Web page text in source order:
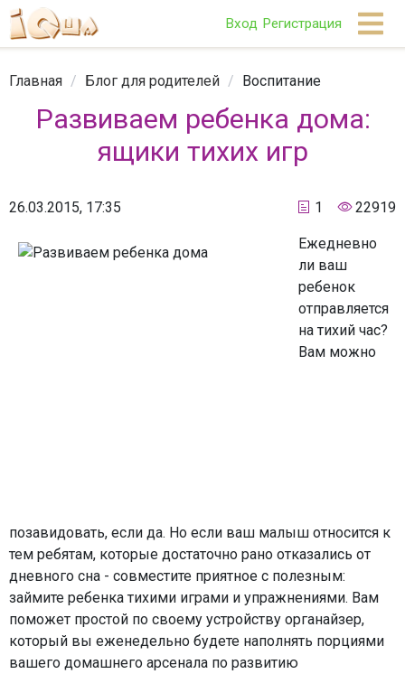
Вход Регистрация
Главная / Блог для родителей / Воспитание
Развиваем ребенка дома:
ящики тихих игр
26.03.2015, 17:35 1 22919
Ежедневно
ли ваш
ребенок
отправляется
на тихий час?
Вам можно
позавидовать, если да. Но если ваш малыш относится к
тем ребятам, которые достаточно рано отказались от
дневного сна - совместите приятное с полезным:
займите ребенка тихими играми и упражнениями. Вам
поможет простой по своему устройству органайзер,
который вы еженедельно будете наполнять порциями
вашего домашнего арсенала по развитию